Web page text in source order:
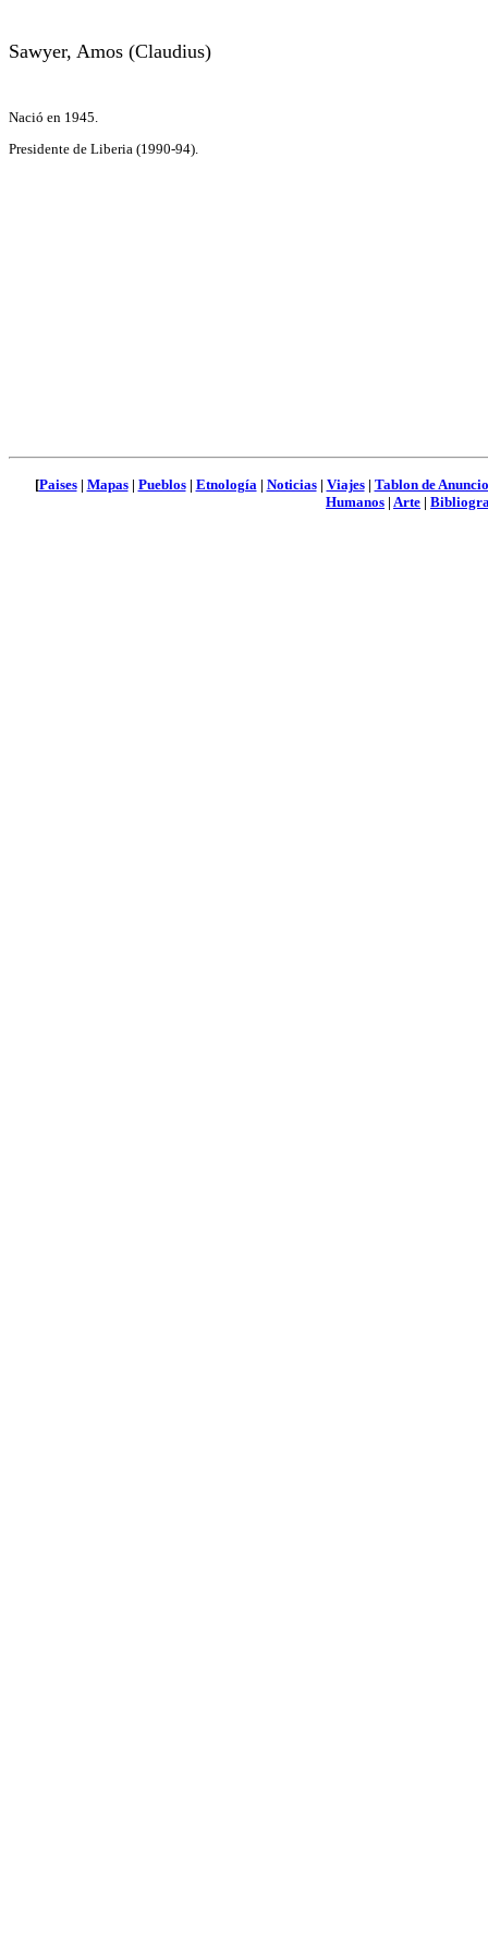
Sawyer, Amos (Claudius)
Nació en 1945.
Presidente de Liberia (1990-94).
[Paises| Mapas| Pueblos| Etnología| Noticias| Viajes| Tablon de
Humanos | Arte |